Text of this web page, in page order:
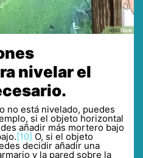
nivelar el
no está nivelado, puedes
si el objeto horizontal
añadir más mortero bajo
[10] O, si el objeto
decidir añadir una
y la pared sobre la